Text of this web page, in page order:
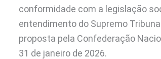
conformidade com a legislação
entendimento do Supremo
proposta pela Confederação
31 de janeiro de 2026.